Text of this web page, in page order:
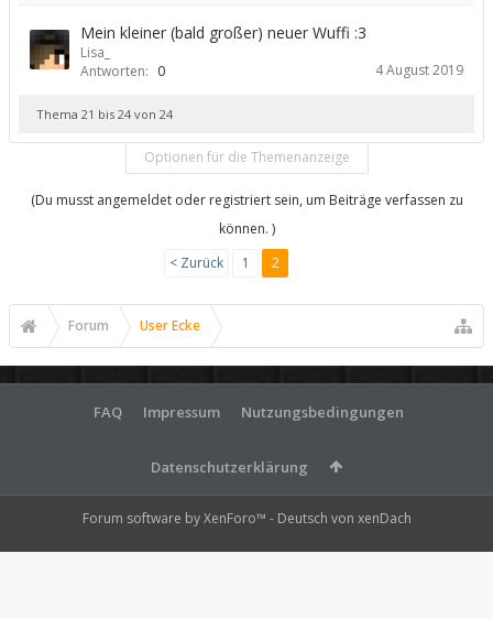
Mein kleiner (bald großer) neuer Wuffi :3
Lisa_
Antworten: 0 4 August 2019
Thema 21 bis 24 von 24
Optionen für die Themenanzeige
(Du musst angemeldet oder registriert sein, um Beiträge verfassen zu
können. )
< Zurück
1 2
Forum User Ecke
FAQ Impressum Nutzungsbedingungen
Datenschutzerklärung
Forum software by XenForo™ - Deutsch von xenDach